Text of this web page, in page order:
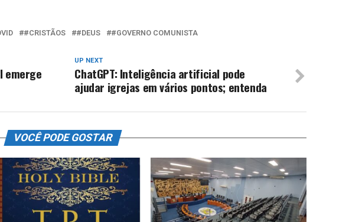
#CRISTÃOS #DEUS #GOVERNO COMUNISTA
UP NEXT
ChatGPT: Inteligência artificial pode
ajudar igrejas em vários pontos; entenda
emerge
VOCÊ PODE GOSTAR